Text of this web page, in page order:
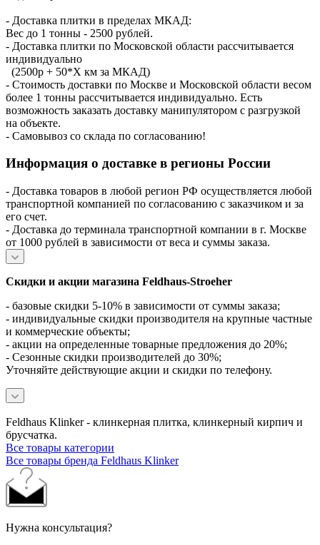
- Доставка плитки в пределах МКАД:
Вес до 1 тонны - 2500 рублей.
- Доставка плитки по Московской области рассчитывается
индивидуально
(2500р + 50*X км за МКАД)
- Стоимость доставки по Москве и Московской области весом
более 1 тонны рассчитывается индивидуально. Есть
возможность заказать доставку манипулятором с разгрузкой
на объекте.
- Самовывоз со склада по согласованию!
Информация о доставке в регионы России
- Доставка товаров в любой регион РФ осуществляется любой
транспортной компанией по согласованию с заказчиком и за
его счет.
- Доставка до терминала транспортной компании в г. Москве
от 1000 рублей в зависимости от веса и суммы заказа.
Скидки и акции магазина Feldhaus-Stroeher
- базовые скидки 5-10% в зависимости от суммы заказа;
- индивидуальные скидки производителя на крупные частные
и коммерческие объекты;
- акции на определенные товарные предложения до 20%;
- Сезонные скидки производителей до 30%;
Уточняйте действующие акции и скидки по телефону.
Feldhaus Klinker - клинкерная плитка, клинкерный кирпич и
брусчатка.
Все товары категории
Все товары бренда Feldhaus Klinker
Нужна консультация?